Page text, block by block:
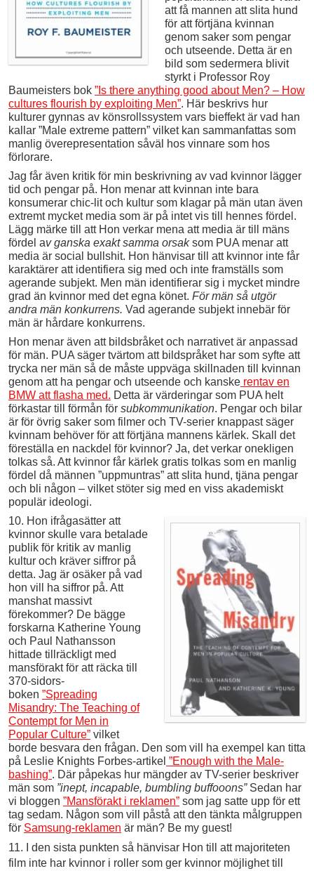
att få mannen att slita hund
för att förtjäna kvinnan
genom saker som pengar
och utseende. Detta är en
bild som sedermera blivit
styrkt i Professor Roy
Baumeisters bok ”Is there anything good about Men? – How
cultures flourish by exploiting Men”. Här beskrivs hur
kulturer gynnas av könsrollssystem vars bieffekt är vad han
kallar ”Male extreme pattern” vilket kan sammanfattas som
manlig överepresentation såväl hos vinnare som hos
förlorare.
Jag får även kritik för min beskrivning av vad kvinnor lägger
tid och pengar på. Hon menar att kvinnan inte bara
konsumerar chic-lit och kultur som klagar på män utan även
extremt mycket media som är på intet vis till hennes fördel.
Lägg märke till att Hon verkar mena att media är till mäns
fördel av ganska exakt samma orsaksom PUA menar att
media är social bullshit. Hon hänvisar till att kvinnor inte får
karaktärer att identifiera sig med och inte framställs som
agerande subjekt. Men män identifierar sig i mycket mindre
grad än kvinnor med det egna könet. För män så utgör
andra män konkurrens. Vad agerande subjekt innebär för
män är hårdare konkurrens.
Hon menar även att bildsbråket och narrativet är anpassad
för män. PUA säger tvärtom att bildspråket har som syfte att
trycka ner män så de måste uppväga skillnaden till kvinnan
genom att ha pengar och utseende och kanske rentav en
BMW att flasha med. Detta är värderingar som PUA helt
förkastar till förmån för subkommunikation. Pengar och bilar
är för övrig saker som filmer och TV-serier knappast säger
kvinnam behöver för att förtjäna mannens kärlek. Skall det
föreställa en nackdel för kvinnor? Ja, det verkar onekligen
tolkas så. Att kvinnor får kärlek gratis tolkas som en manlig
fördel då männen ”uppmuntras” att slita hund, tjäna pengar
och bli någon – vilket stöter sig med en viss akademiskt
populär ideologi.
10. Hon ifrågasätter att
kvinnor skulle vara betalade
publik för kritik av manlig
kultur och kräver siffror på
detta. Jag är osäker på vad
hon vill ha siffror på. Att
manshat massivt
förekommer? De bägge
forskarna Katherine Young
och Paul Nathansson
hittade tillräckligt med
mansförakt för att räcka till
370-sidors-
boken ”Spreading
Misandry: The Teaching of
Contempt for Men in
Popular Culture” vilket
borde besvara den frågan. Den som vill ha exempel kan titta
på Leslie Knights Forbes-artikel ”Enough with the Male-
bashing”. Där påpekas hur mängder av TV-serier beskriver
män som ”inept, incapable, bumbling buffooons” Sedan har
vi bloggen ”Mansförakt i reklamen” som jag satte upp för ett
tag sedam. Någon som vill påstå att den tänkta målgruppen
för Samsung-reklamen är män? Be my guest!
11. I den sista punkten så hänvisar Hon till att majoriteten
film inte har kvinnor i roller som ger kvinnor möjlighet till